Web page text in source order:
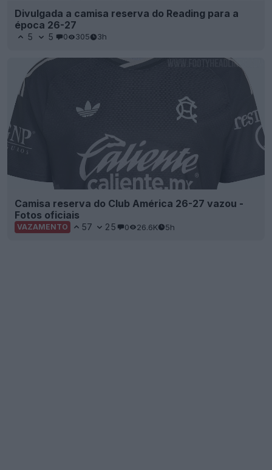
Divulgada a camisa reserva do Reading para a
época 26-27
5 5 0 305 3h
Camisa reserva do Club América 26-27 vazou -
Fotos oficiais
VAZAMENTO 57 25 0 26.6K 5h